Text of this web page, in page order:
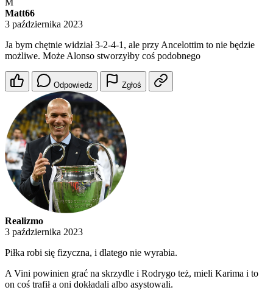
M
Matt66
3 października 2023
Ja bym chętnie widział 3-2-4-1, ale przy Ancelottim to nie będzie
możliwe. Może Alonso stworzyłby coś podobnego
Odpowiedz Zgłoś
Realizmo
3 października 2023
Piłka robi się fizyczna, i dlatego nie wyrabia.
A Vini powinien grać na skrzydle i Rodrygo też, mieli Karima i to
on coś trafił a oni dokładali albo asystowali.